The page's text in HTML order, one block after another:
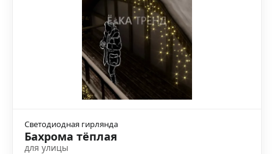
Светодиодная гирлянда
Бахрома тёплая
для улицы